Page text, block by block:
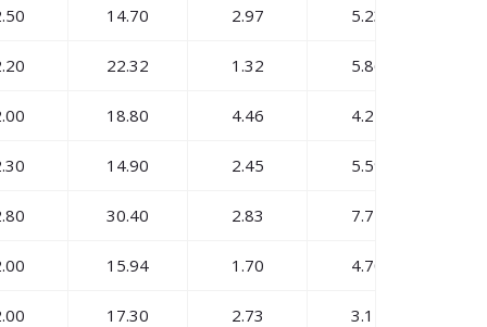
14.70 2.97 5.23
22.32 1.32 5.86
18.80 4.46 4.24
14.90 2.45 5.59
30.40 2.83 7.72
15.94 1.70 4.70
17.30 2.73 3.11